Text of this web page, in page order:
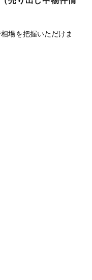
場を把握いただけま